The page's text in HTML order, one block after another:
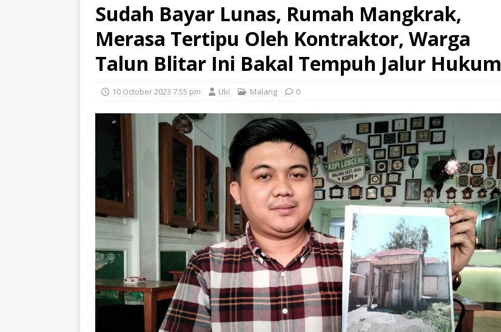
Sudah Bayar Lunas, Rumah Mangkrak,
Merasa Tertipu Oleh Kontraktor, Warga
Talun Blitar Ini Bakal Tempuh Jalur Hukum
10 October 2023 7:55 pm Uki Malang 0